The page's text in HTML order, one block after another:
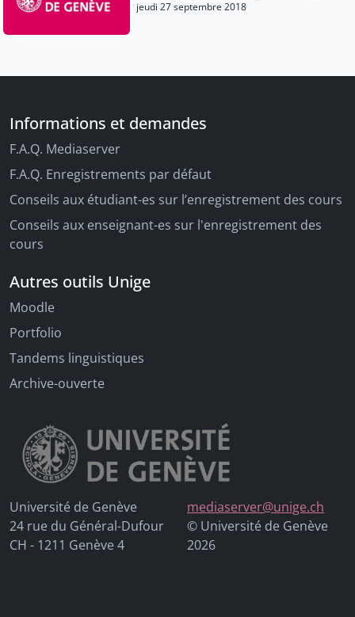
Daniel Halpérin
jeudi 27 septembre 2018
Informations et demandes
F.A.Q. Mediaserver
F.A.Q. Enregistrements par défaut
Conseils aux étudiant-es sur l’enregistrement des cours
Conseils aux enseignant-es sur l'enregistrement des
cours
Autres outils Unige
Moodle
Portfolio
Tandems linguistiques
Archive-ouverte
Université de Genève
24 rue du Général-Dufour
CH - 1211 Genève 4
mediaserver@unige.ch
© Université de Genève
2026